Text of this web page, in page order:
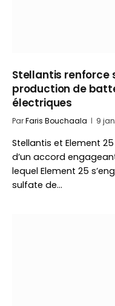
Stellantis renforce
production de
électriques
ParFaris Bouchaala 9
Stellantis et Element
d’un accord
lequel Element 25
sulfate de…